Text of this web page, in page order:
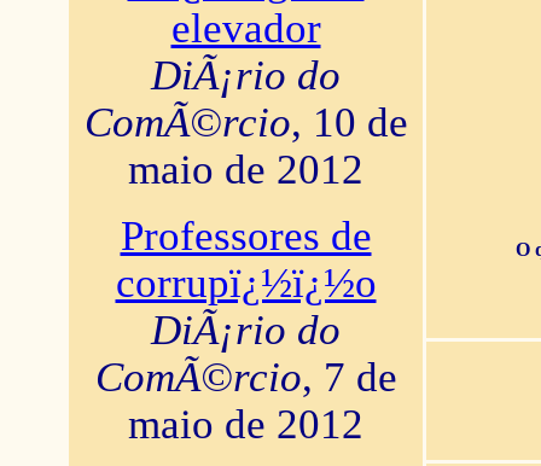
elevador
DiÃ¡rio do
ComÃ©rcio, 10 de
maio de 2012
Professores de
corrupï¿½ï¿½o
DiÃ¡rio do
ComÃ©rcio, 7 de
maio de 2012
O